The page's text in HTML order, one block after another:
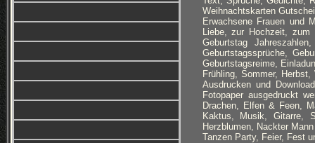
Weihnachtskarten
Erwachsene Frauen und
Liebe, zur Hochzeit,
Geburtstag
Geburtstagssprüche,
Geburtstagsreime,
Frühling, Sommer,
Ausdrucken und
Fotopaper ausgedruckt
Drachen, Elfen & Feen,
Kaktus, Musik, Gitarre,
Herzblumen, Nackter
Tanzen Party, Feier, Fest